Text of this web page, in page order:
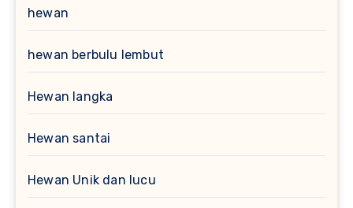
hewan
hewan berbulu lembut
Hewan langka
Hewan santai
Hewan Unik dan lucu